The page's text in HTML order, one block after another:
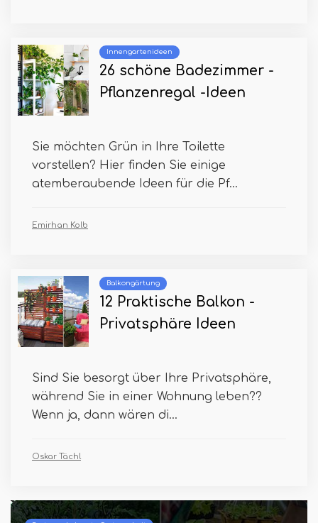
Innengartenideen
26 schöne Badezimmer -
Pflanzenregal -Ideen
Sie möchten Grün in Ihre Toilette
vorstellen? Hier finden Sie einige
atemberaubende Ideen für die Pf...
Emirhan Kolb
Balkongärtung
12 Praktische Balkon -
Privatsphäre Ideen
Sind Sie besorgt über Ihre Privatsphäre,
während Sie in einer Wohnung leben??
Wenn ja, dann wären di...
Oskar Tächl